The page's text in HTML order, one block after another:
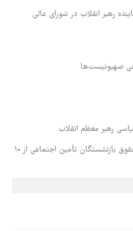
رهبر انقلاب در شورای عالی
صهیونیست‌ها
رهبر معظم انقلاب
احتمال پرداخت معوقات افزایش حقوق بازنشستگان تأمین اجتماعی از ۱۰